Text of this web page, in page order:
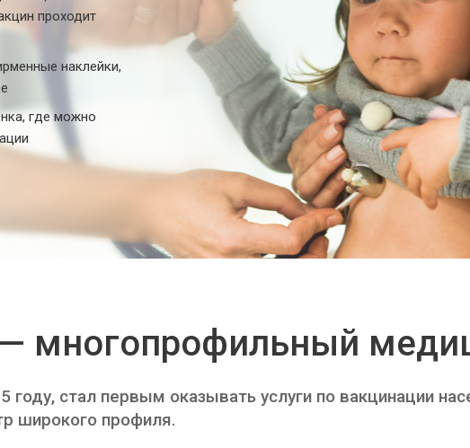
проходит
наклейки,
где можно
стал первым оказывать услуги по вакцинации
широкого профиля.